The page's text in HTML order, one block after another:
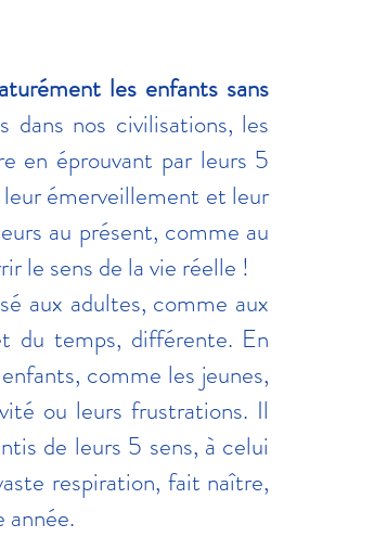
les enfants sans
dans nos civilisations, les
en éprouvant par leurs 5
émerveillement et leur
au présent, comme au
le sens de la vie réelle !
aux adultes, comme aux
du temps, différente. En
comme les jeunes,
ou leurs frustrations. Il
de leurs 5 sens, à celui
respiration, fait naître,
année.